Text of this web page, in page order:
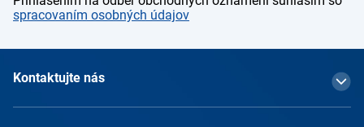
spracovaním osobných údajov
Kontaktujte nás